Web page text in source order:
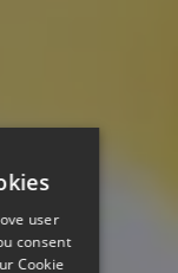
user
consent
Cookie